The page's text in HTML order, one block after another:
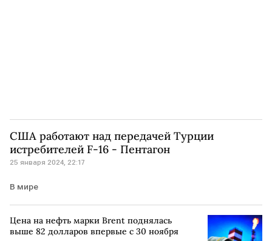
США работают над передачей Турции
истребителей F-16 - Пентагон
25 января 2024, 22:17
В мире
Цена на нефть марки Brent поднялась
выше 82 долларов впервые с 30 ноября